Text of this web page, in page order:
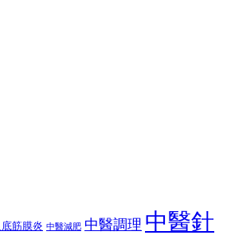
筋膜炎 中醫減肥 中醫調理 中醫針